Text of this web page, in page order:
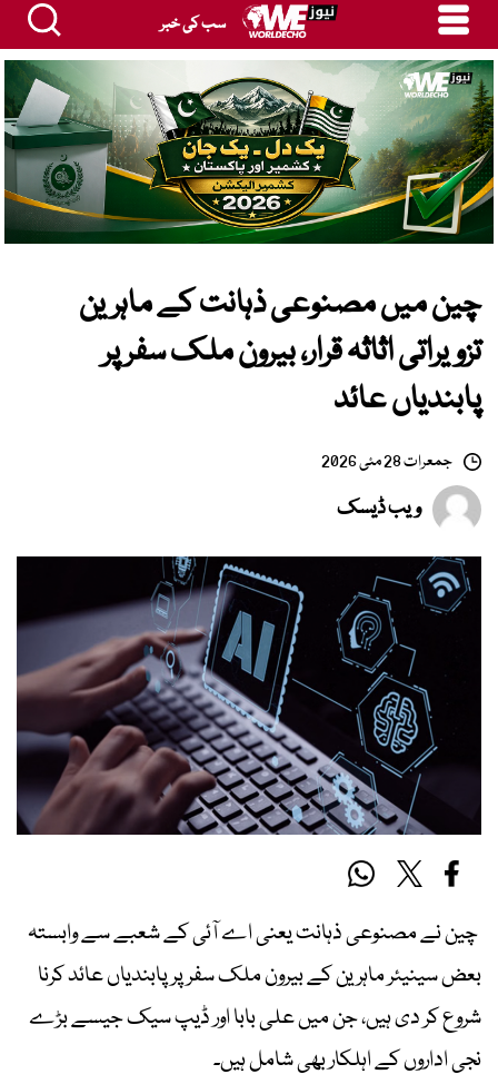
سب کی خبر
چین میں مصنوعی ذہانت کے ماہرین
تزویراتی اثاثہ قرار، بیرون ملک سفر پر
پابندیاں عائد
جمعرات 28 مئی 2026
ویب ڈیسک
چین نے مصنوعی ذہانت یعنی اے آئی کے شعبے سے وابستہ
بعض سینیئر ماہرین کے بیرون ملک سفر پر پابندیاں عائد کرنا
شروع کر دی ہیں، جن میں علی بابا اور ڈیپ سیک جیسے بڑے
نجی اداروں کے اہلکار بھی شامل ہیں۔